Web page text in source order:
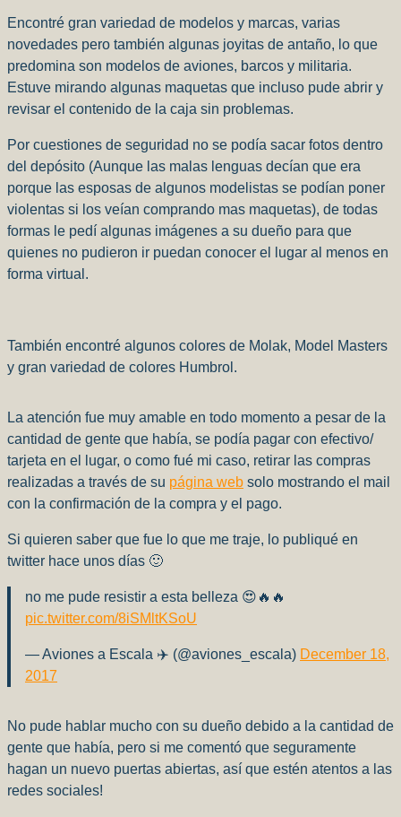
Encontré gran variedad de modelos y marcas, varias
novedades pero también algunas joyitas de antaño, lo que
predomina son modelos de aviones, barcos y militaria.
Estuve mirando algunas maquetas que incluso pude abrir y
revisar el contenido de la caja sin problemas.
Por cuestiones de seguridad no se podía sacar fotos dentro
del depósito (Aunque las malas lenguas decían que era
porque las esposas de algunos modelistas se podían poner
violentas si los veían comprando mas maquetas), de todas
formas le pedí algunas imágenes a su dueño para que
quienes no pudieron ir puedan conocer el lugar al menos en
forma virtual.
También encontré algunos colores de Molak, Model Masters
y gran variedad de colores Humbrol.
La atención fue muy amable en todo momento a pesar de la
cantidad de gente que había, se podía pagar con efectivo/
tarjeta en el lugar, o como fué mi caso, retirar las compras
realizadas a través de su página web solo mostrando el mail
con la confirmación de la compra y el pago.
Si quieren saber que fue lo que me traje, lo publiqué en
twitter hace unos días 🙂
no me pude resistir a esta belleza 😍🔥🔥
pic.twitter.com/8iSMltKSoU
— Aviones a Escala ✈️ (@aviones_escala) December 18,
2017
No pude hablar mucho con su dueño debido a la cantidad de
gente que había, pero si me comentó que seguramente
hagan un nuevo puertas abiertas, así que estén atentos a las
redes sociales!